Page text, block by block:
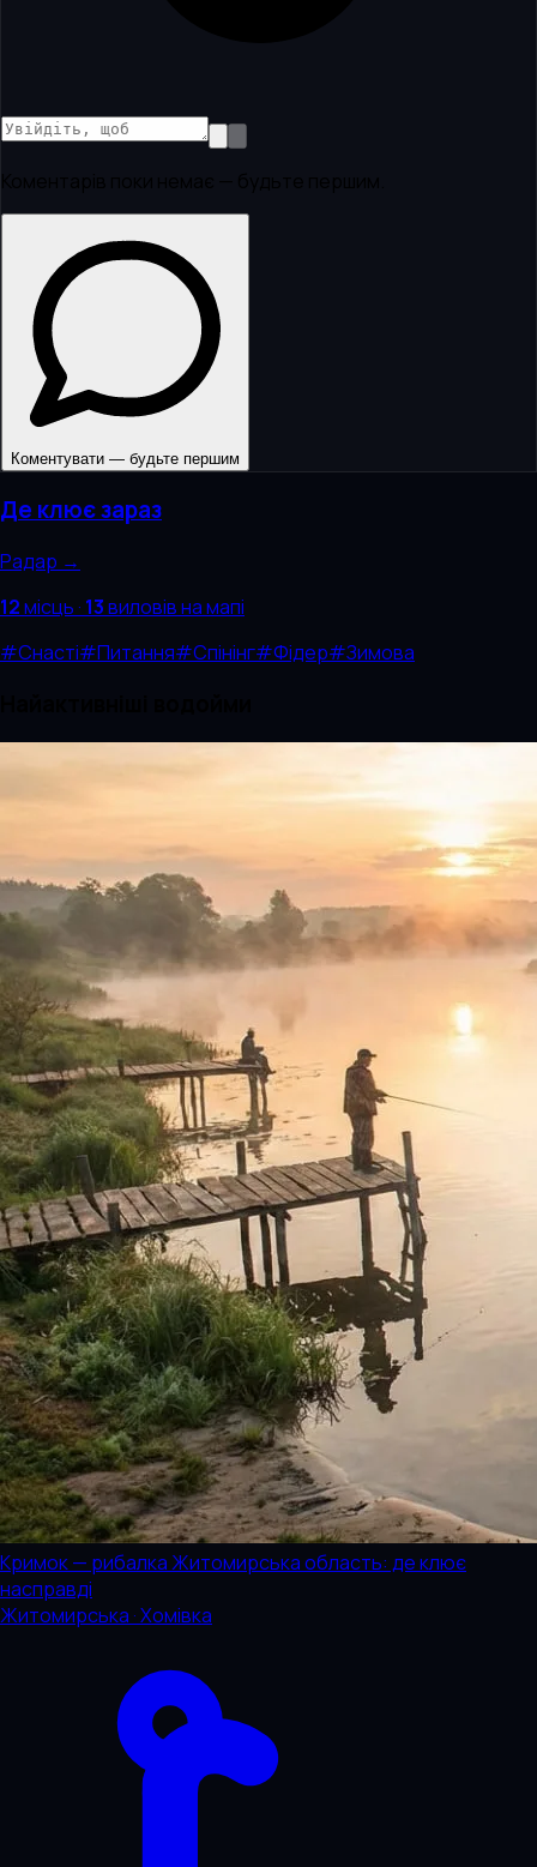
Коментувати — будьте першим
Де клює зараз
Радар →
12місць · 13виловівна мапі
#Снасті#Питання#Спінінг#Фідер#Зимова
Кримок — рибалка Житомирська область: де клює
насправді
Житомирська · Хомівка